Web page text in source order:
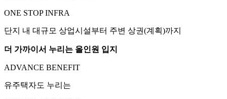
ONE STOP INFRA
단지 내 대규모 상업시설부터 주변 상권(계획)까지
더 가까이서 누리는 올인원 입지
ADVANCE BENEFIT
유주택자도 누리는